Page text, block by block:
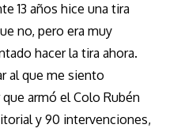
13 años hice una tira
no, pero era muy
hacer la tira ahora.
al que me siento
armó el Colo Rubén
y 90 intervenciones,